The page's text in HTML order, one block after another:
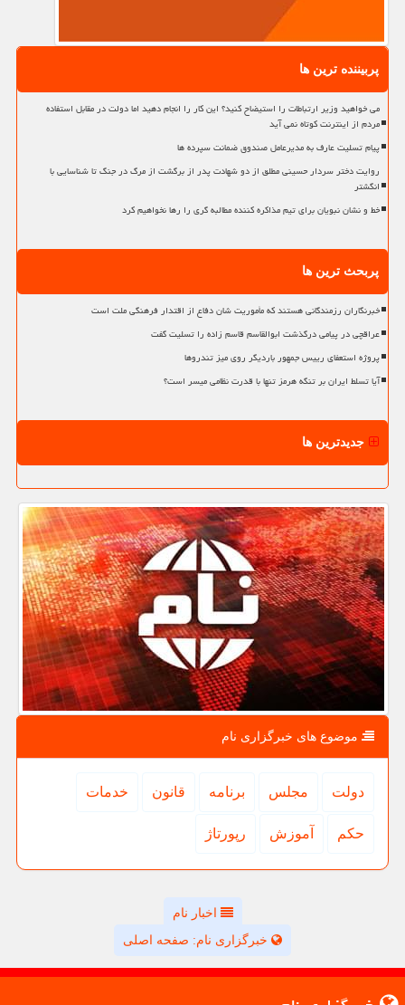
پربیننده ترین ها
می خواهید وزیر ارتباطات را استیضاح کنید؟ این کار را انجام دهید اما دولت در مقابل استفاده
مردم از اینترنت کوتاه نمی آید
پیام تسلیت عارف به مدیرعامل صندوق ضمانت سپرده ها
روایت دختر سردار حسینی مطلق از دو شهادت پدر از برگشت از مرگ در جنگ تا شناسایی با
انگشتر
خط و نشان نبویان برای تیم مذاکره کننده مطالبه گری را رها نخواهیم کرد
پربحث ترین ها
خبرنگاران رزمندگانی هستند که مأموریت شان دفاع از اقتدار فرهنگی ملت است
عراقچی در پیامی درگذشت ابوالقاسم قاسم زاده را تسلیت گفت
پروژه استعفای رییس جمهور باردیگر روی میز تندروها
آیا تسلط ایران بر تنگه هرمز تنها با قدرت نظامی میسر است؟
جدیدترین ها
موضوع های خبرگزاری نام
دولت مجلس برنامه قانون خدمات
حكم آموزش رپورتاژ
اخبار نام
خبرگزاری نام: صفحه اصلی